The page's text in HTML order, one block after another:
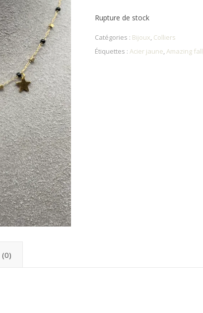
Rupture de stock
Catégories : Bijoux, Colliers
Étiquettes : Acier jaune,Amazing fall
(0)